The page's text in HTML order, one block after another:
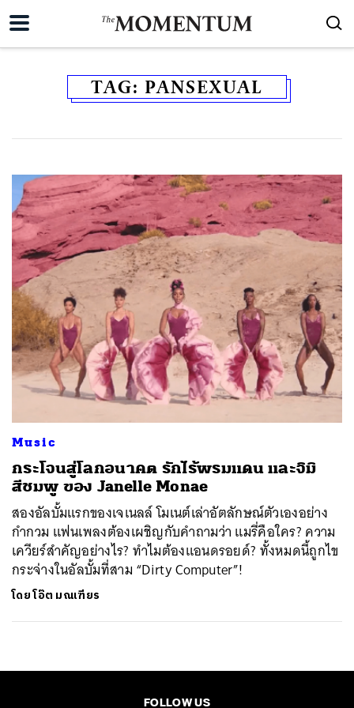
TAG: PANSEXUAL
Music
กระโจนสู่โลกอนาคต รักไร้พรมแดน และจิมิ
สีชมพู ของ Janelle Monae
สองอัลบั้มแรกของเจเนลล์ โมเนต์เล่าอัตลักษณ์ตัวเองอย่าง
กำกวม แฟนเพลงต้องเผชิญกับคำถามว่า แมรี่คือใคร? ความ
เควียร์สำคัญอย่างไร? ทำไมต้องแอนดรอยด์? ทั้งหมดนี้ถูกไข
กระจ่างในอัลบั้มที่สาม “Dirty Computer”!
โดยโอ๊ต มณเฑียร
FOLLOW US
ค้นหา